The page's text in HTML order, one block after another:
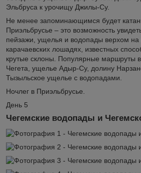
Эльбруса к урочищу Джилы-Су.
Не менее запоминающимся будет
Приэльбрусье – это возможность
пейзажи, ущелья и водопады верхом
карачаевских лошадях, известных
крутые склоны. Популярные маршруты
Чегета, ущелье Адыр-Су, долину
Тызыльское ущелье с водопадами.
Ночлег в Приэльбрусье.
День 5
Чегемские водопады и